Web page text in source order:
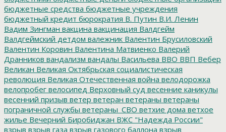
бюджетные средства бюджетные учреждения
бюджетный кредит бюрократия В. Путин В.И. Ленин
Вадим Зингман вакцина вакцинация Валдгейм
Валдгеймский детдом валежник Валентин Брусиловский
Валентин Коровин Валентина Матвиенко Валерий
Дранников вандализм вандалы Васильева ВВО ВВП Вебер
Великан Великая Октябрьская социалистическая
революция Великая Отечественная война велодорожка
велопробег велосипед Верховный суд весенние каникулы
весенний призыв ветер ветеран ветераны ветераны
пограничной службы ветераны_СВО ветхие дома ветхое
жилье Вечерний Биробиджан ВЖС "Надежда России"
взрыв взрыв газа взрыв газового баллона взрыв